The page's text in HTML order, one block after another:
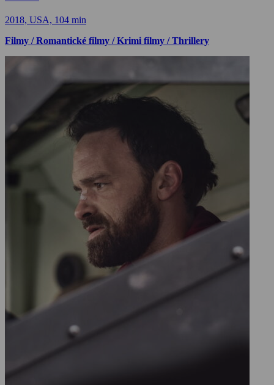
2018, USA, 104 min
Filmy / Romantické filmy / Krimi filmy / Thrillery